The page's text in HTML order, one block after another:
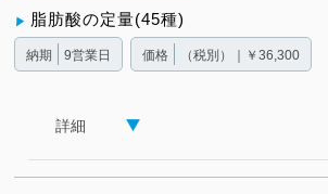
脂肪酸の定量(45種)
納期 9営業日 価格 （税別）｜￥36,300
詳細